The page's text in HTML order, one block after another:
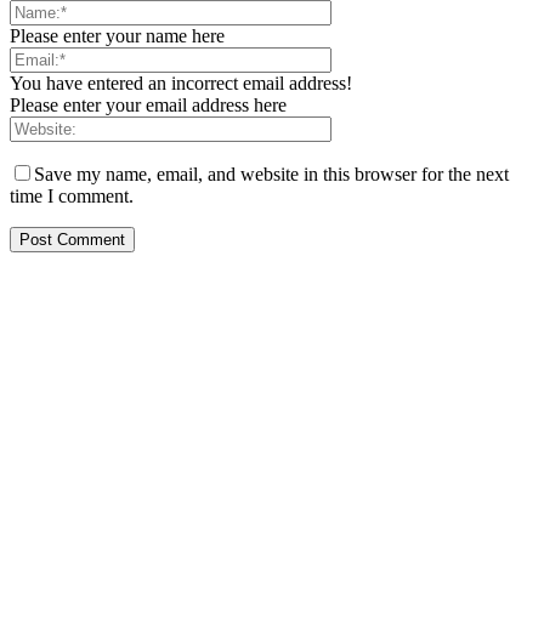
Please enter your name here
You have entered an incorrect email address!
Please enter your email address here
Save my name, email, and website in this browser for the next
time I comment.